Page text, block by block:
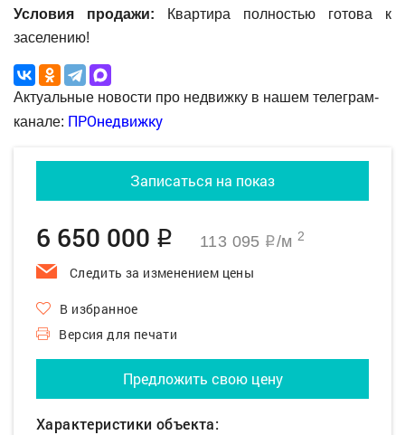
Условия продажи: Квартира полностью готова к
заселению!
Актуальные новости про недвижку в нашем телеграм-
канале: ПРОнедвижку
Записаться на показ
6 650 000 q 113 095 q/м 2
Следить за изменением цены
В избранное
Версия для печати
Предложить свою цену
Характеристики объекта: